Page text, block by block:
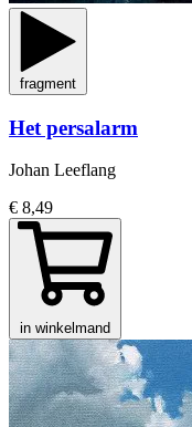
fragment
Het persalarm
Johan Leeflang
€ 8,49
in winkelmand